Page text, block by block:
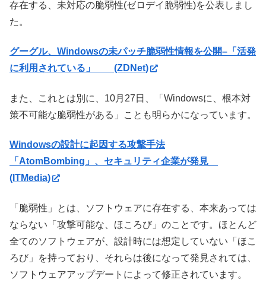
存在する、未対応の脆弱性(ゼロデイ脆弱性)を公表しまし
た。
グーグル、Windowsの未パッチ脆弱性情報を公開–「活発
に利用されている」 (ZDNet)
また、これとは別に、10月27日、「Windowsに、根本対
策不可能な脆弱性がある」ことも明らかになっています。
Windowsの設計に起因する攻撃手法
「AtomBombing」、セキュリティ企業が発見
(ITMedia)
「脆弱性」とは、ソフトウェアに存在する、本来あっては
ならない「攻撃可能な、ほころび」のことです。ほとんど
全てのソフトウェアが、設計時には想定していない「ほこ
ろび」を持っており、それらは後になって発見されては、
ソフトウェアアップデートによって修正されています。